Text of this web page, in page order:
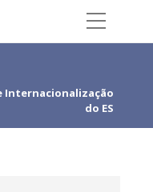
Internacionalização
do ES